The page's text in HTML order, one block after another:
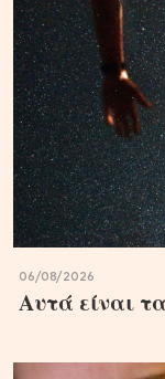
06/08/2026
Αυτά είναι